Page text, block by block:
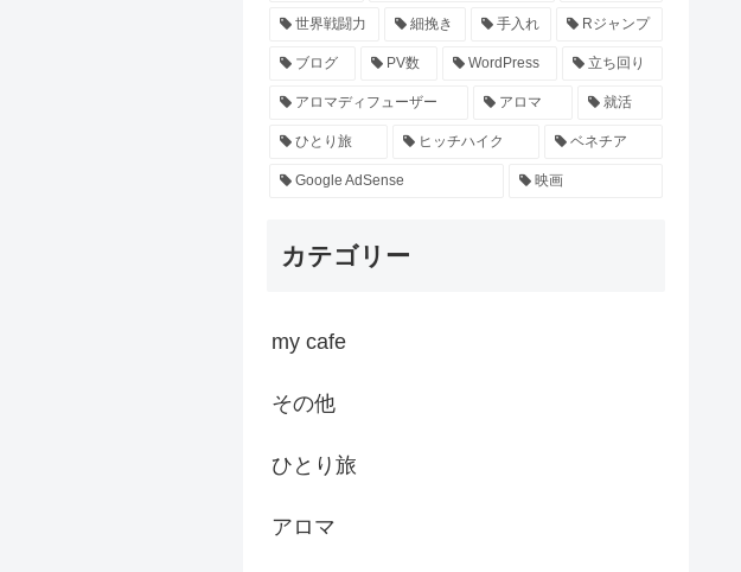
世界戦闘力 細挽き 手入れ Rジャンプ
ブログ PV数 WordPress 立ち回り
アロマディフューザー アロマ 就活
ひとり旅 ヒッチハイク ベネチア
Google AdSense 映画
カテゴリー
my cafe
その他
ひとり旅
アロマ